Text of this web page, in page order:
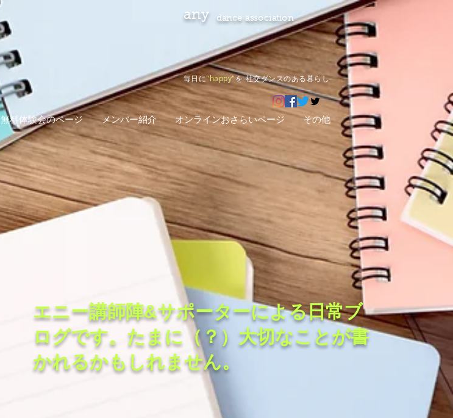
any dance association
毎日に"happy"を-社交ダンスのある暮らし-
無料体験会のページ メンバー紹介 オンラインおさらいページ その他
エニー講師陣&サポーターによる日常ブ
ログです。たまに（？）大切なことが書
かれるかもしれません。